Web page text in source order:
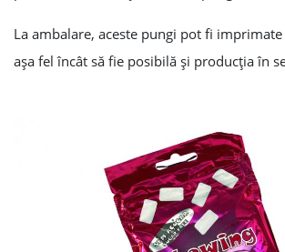
La ambalare, aceste pungi pot fi
aşa fel încât să fie posibilă şi producţia în